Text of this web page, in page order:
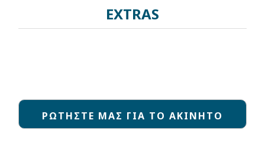
EXTRAS
ΡΩΤΗΣΤΕ ΜΑΣ ΓΙΑ ΤΟ ΑΚΙΝΗΤΟ